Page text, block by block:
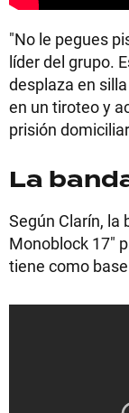
"No le pegues
líder del grupo.
desplaza en
en un tiroteo y
prisión
La
Según Clarín, la
Monoblock 17"
tiene como